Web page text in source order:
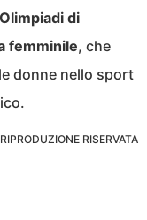
di
femminile, che
donne nello sport
RISERVATA